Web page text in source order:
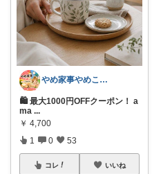
やめ家事やめこ♡一軍インテリア
🛍 最大1000円OFFクーポン！ a
ma ...
￥ 4,700
1 0 53
コレ いいね